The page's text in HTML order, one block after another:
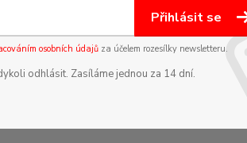
Přihlásit se
osobních údajůza účelem rozesílky newsletteru.
odhlásit. Zasíláme jednou za 14 dní.